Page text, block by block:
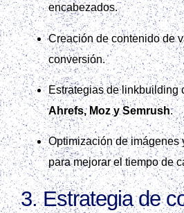
encabezados.
Creación de contenido de
conversión.
Estrategias de linkbuilding
Ahrefs, Moz y Semrush.
Optimización de imágenes
para mejorar el tiempo de
3.Estrategia de